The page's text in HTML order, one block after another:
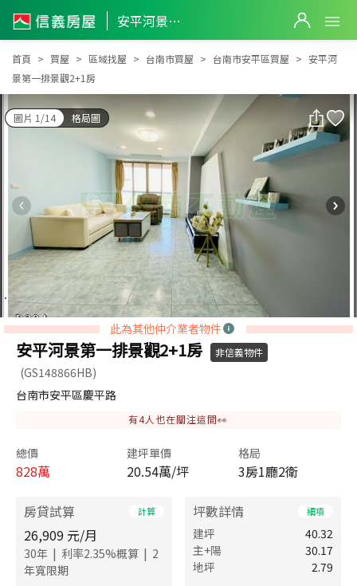
安平河景第一排景觀2+1房
安平河景第一排景觀2+1房
首頁 買屋 區域找屋 台南市買屋 台南市安平區買屋
安平河
景第一排景觀2+1房
圖片 1/14 格局圖
此為其他仲介業者物件
安平河景第一排景觀2+1房 非信義物件
(GS148866HB)
台南市安平區慶平路
有4人也在關注這間👀
總價
828萬
建坪單價
20.54萬/坪
格局
3房1廳2衛
房貸試算 計算
26,909 元/月
30年 | 利率2.35%概算 | 2
年寬限期
坪數詳情 細項
建坪
40.32
主+陽
30.17
地坪
2.79